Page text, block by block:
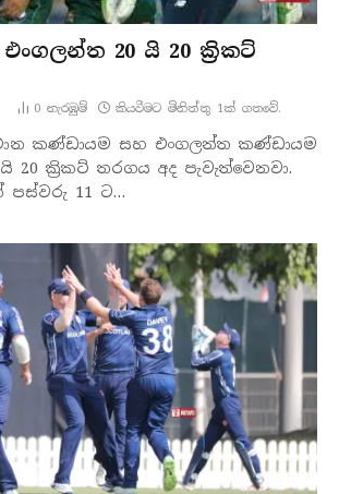
20 යි 20 ක්‍රිකට්
0 නැරඹු​ම් කියවීමට මිනිත්තු 1ක් ගතවේ.
කණ්ඩායම සහ එංගලන්ත කණ්ඩායම
20 ක්‍රිකට් තරගය අද පැවැත්වෙනවා.
පස්වරු 11 ට…